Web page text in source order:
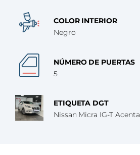
COLOR INTERIOR
Negro
NÚMERO DE PUERTAS
5
ETIQUETA DGT
Nissan Micra IG-T Acenta